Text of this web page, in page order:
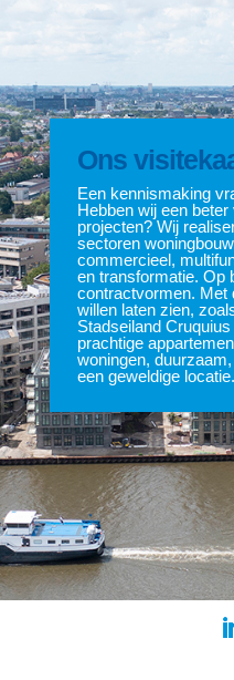
Ons
Een kennismaking
Hebben wij een
projecten? Wij
sectoren
commercieel,
en transformatie. Op
contractvormen. Met
willen laten zien,
Stadseiland
prachtige
woningen,
een geweldige locatie.